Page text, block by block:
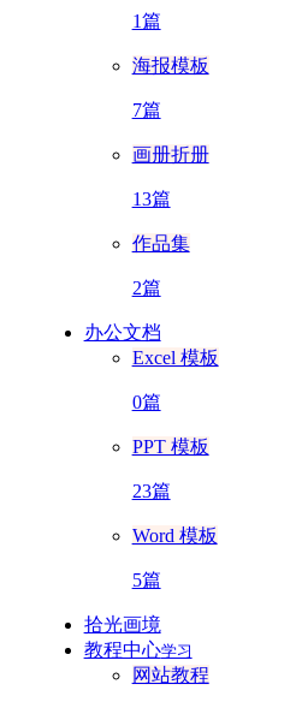
1篇
海报模板
7篇
画册折册
13篇
作品集
2篇
办公文档
Excel 模板
0篇
PPT 模板
23篇
Word 模板
5篇
拾光画境
教程中心学习
网站教程